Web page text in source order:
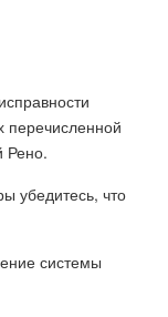
перечисленной
Рено.
убедитесь, что
системы